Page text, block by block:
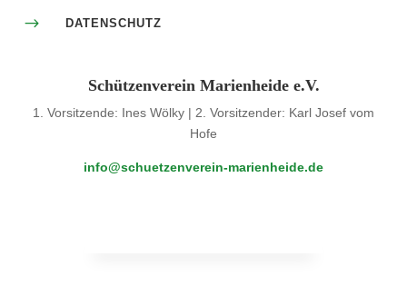
$ DATENSCHUTZ
Schützenverein Marienheide e.V.
1. Vorsitzende: Ines Wölky | 2. Vorsitzender: Karl Josef vom
Hofe
info@schuetzenverein-marienheide.de